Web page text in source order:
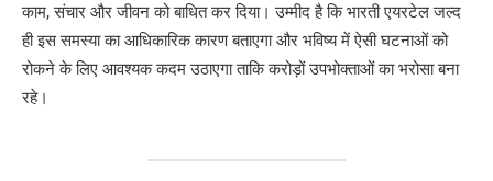
काम, संचार और जीवन को बाधित कर दिया। उम्मीद है कि भारती एयरटेल जल्द
ही इस समस्या का आधिकारिक कारण बताएगा और भविष्य में ऐसी घटनाओं को
रोकने के लिए आवश्यक कदम उठाएगा ताकि करोड़ों उपभोक्ताओं का भरोसा बना
रहे।